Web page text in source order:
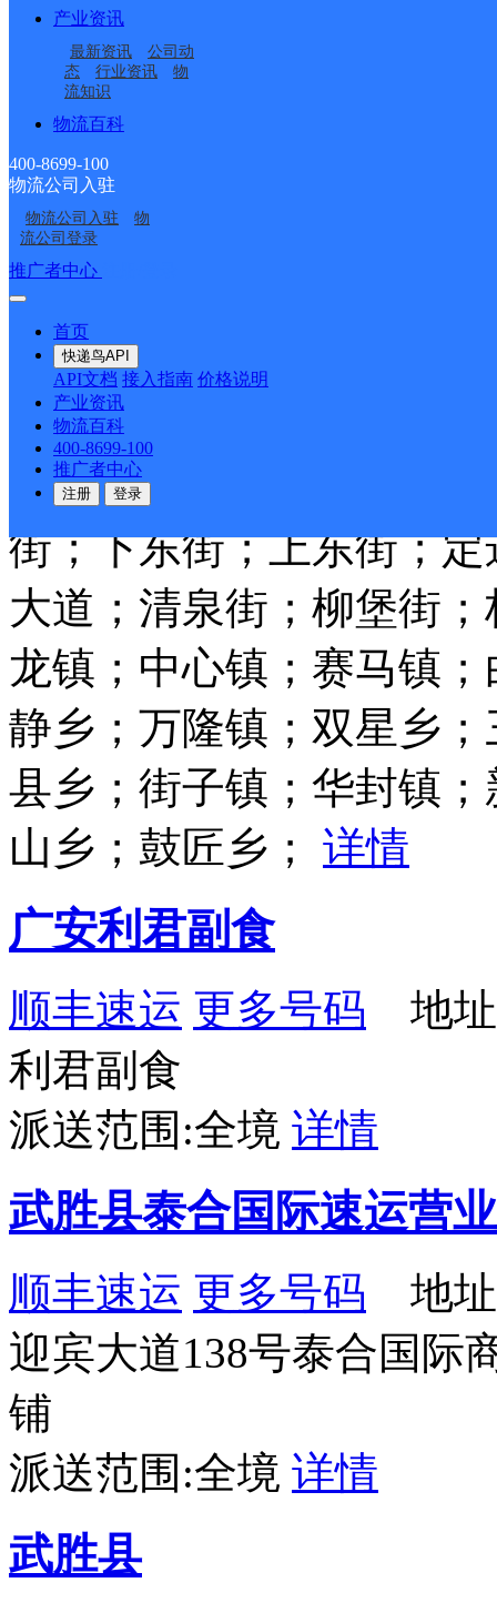
产业资讯
最新资讯
公司动
态
行业资讯
物
流知识
物流百科
400-8699-100
物流公司入驻
物流公司入驻
物
流公司登录
推广者中心
首页
快递鸟API
API文档 接入指南 价格说明
产业资讯
物流百科
400-8699-100
推广者中心
注册 登录
顺丰速运
派送范围:全境
武胜县
百世快递
号；
派送范围:城东至中滩桥
初中；城北至武胜中学
道；五十米大街；六十
街；下东街；上东街；
大道；清泉街；柳堡街
龙镇；中心镇；赛马镇
静乡；万隆镇；双星乡
县乡；街子镇；华封镇
山乡；鼓匠乡； 详情
广安利君副食
顺丰速运 更多号码 地址
利君副食
派送范围:全境 详情
武胜县泰合国际速运营
顺丰速运 更多号码 地址
迎宾大道138号泰合国际
铺
派送范围:全境 详情
武胜县